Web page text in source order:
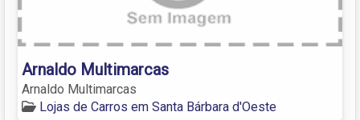
Arnaldo Multimarcas
Arnaldo Multimarcas
Lojas de Carros em Santa Bárbara d'Oeste